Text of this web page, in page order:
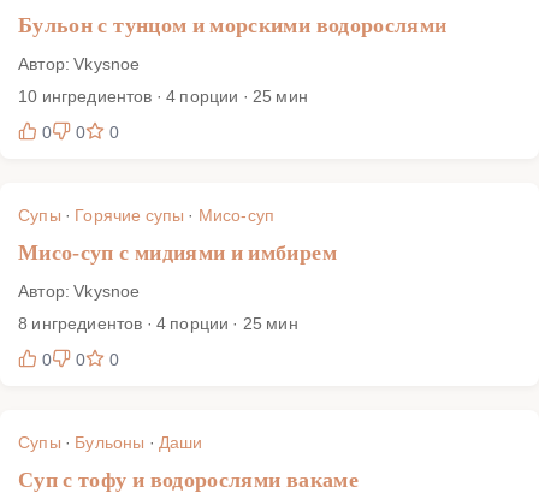
Бульон с тунцом и морскими водорослями
Автор: Vkysnoe
10 ингредиентов · 4 порции · 25 мин
0
0 0
Супы · Горячие супы · Мисо-суп
Мисо-суп с мидиями и имбирем
Автор: Vkysnoe
8 ингредиентов · 4 порции · 25 мин
0
0 0
Супы · Бульоны · Даши
Суп с тофу и водорослями вакаме